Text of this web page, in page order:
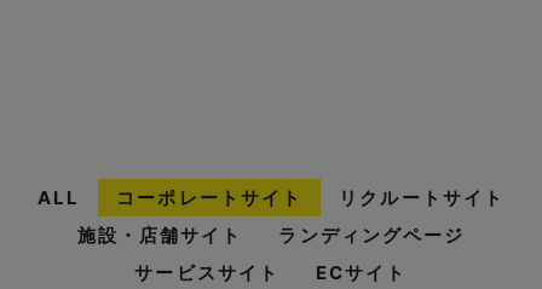
ALL コーポレートサイト
リクルートサイト
施設・店舗サイト
ランディングページ
サービスサイト
ECサイト